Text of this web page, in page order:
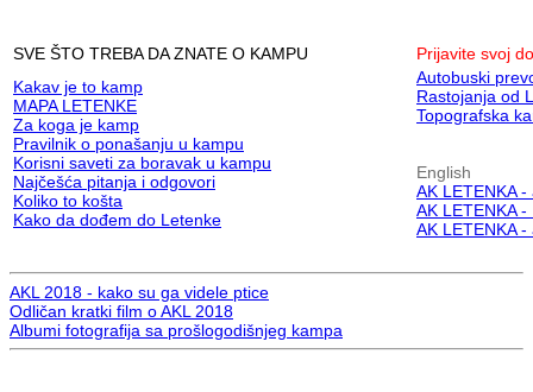
SVE ŠTO TREBA DA ZNATE O KAMPU
Prijavite svoj
Kakav je to kamp
MAPA LETENKE
Za koga je kamp
Pravilnik o ponašanju u kampu
Korisni saveti za boravak u kampu
Najčešća pitanja i odgovori
Koliko to košta
Kako da dođem do Letenke
Autobuski
Rastojanja od
Topografska
English
AK LETENKA
AK LETENKA -
AK LETENKA -
AKL 2018 - kako su ga videle ptice
Odličan kratki film o AKL 2018
Albumi fotografija sa prošlogodišnjeg kampa